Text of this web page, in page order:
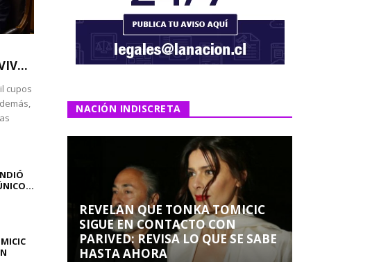
cupos
NACIÓN INDISCRETA
REVELAN QUE TONKA TOMICIC
SIGUE EN CONTACTO CON
PARIVED: REVISA LO QUE SE SABE
HASTA AHORA